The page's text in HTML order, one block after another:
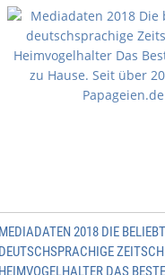
sollte
ist
MEDIADATEN 2018 DIE
DEUTSCHSPRACHIGE
HEIMVOGELHALTER DAS